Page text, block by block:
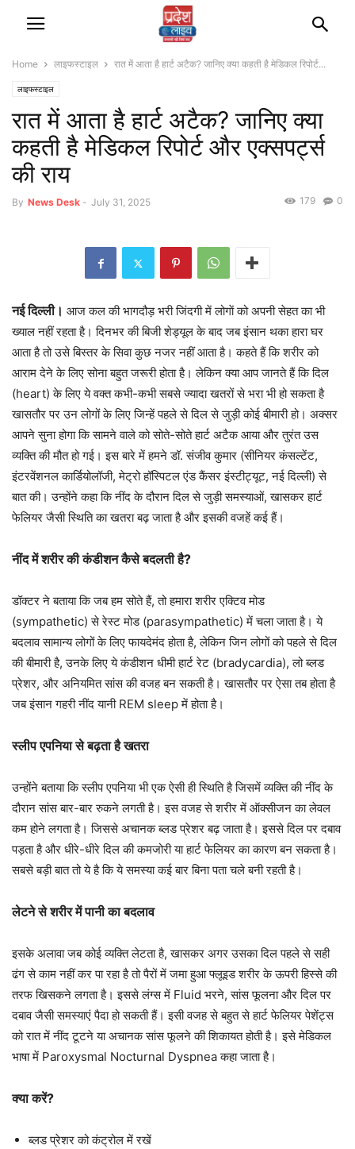
Home लाइफस्टाइल रात में आता है हार्ट अटैक? जानिए क्या कहती है मेडिकल रिपोर्ट...
लाइफस्टाइल
रात में आता है हार्ट अटैक? जानिए क्या
कहती है मेडिकल रिपोर्ट और एक्सपर्ट्स
की राय
By News Desk - July 31, 2025 0
179
नई दिल्ली। आज कल की भागदौड़ भरी जिंदगी में लोगाें को अपनी सेहत का भी
ख्याल नहीं रहता है। दिनभर की बिजी शेड्यूल के बाद जब इंसान थका हारा घर
आता है तो उसे बिस्तर के सिवा कुछ नजर नहीं आता है। कहते हैं कि शरीर को
आराम देने के लिए सोना बहुत जरूरी होता है। लेकिन क्या आप जानते हैं कि दिल
(heart) के लिए ये वक्त कभी-कभी सबसे ज्यादा खतरों से भरा भी हो सकता है
खासतौर पर उन लोगों के लिए जिन्हें पहले से दिल से जुड़ी कोई बीमारी हो। अक्सर
आपने सुना होगा कि सामने वाले को सोते-सोते हार्ट अटैक आया और तुरंत उस
व्यक्ति की मौत हो गई। इस बारे में हमने डॉ. संजीव कुमार (सीनियर कंसल्टेंट,
इंटरवेंशनल कार्डियोलॉजी, मेट्रो हॉस्पिटल एंड कैंसर इंस्टीट्यूट, नई दिल्ली) से
बात की। उन्होंने कहा कि नींद के दौरान दिल से जुड़ी समस्याओं, खासकर हार्ट
फेलियर जैसी स्थिति का खतरा बढ़ जाता है और इसकी वजहें कई हैं।
नींद में शरीर की कंडीशन कैसे बदलती है?
डॉक्टर ने बताया कि जब हम सोते हैं, तो हमारा शरीर एक्टिव मोड
(sympathetic) से रेस्ट मोड (parasympathetic) में चला जाता है। ये
बदलाव सामान्य लोगों के लिए फायदेमंद होता है, लेकिन जिन लोगों को पहले से दिल
की बीमारी है, उनके लिए ये कंडीशन धीमी हार्ट रेट (bradycardia), लो ब्लड
प्रेशर, और अनियमित सांस की वजह बन सकती है। खासतौर पर ऐसा तब होता है
जब इंसान गहरी नींद यानी REM sleep में होता है।
स्लीप एपनिया से बढ़ता है खतरा
उन्होंने बताया कि स्लीप एपनिया भी एक ऐसी ही स्थिति है जिसमें व्यक्ति की नींद के
दौरान सांस बार-बार रुकने लगती है। इस वजह से शरीर में ऑक्सीजन का लेवल
कम होने लगता है। जिससे अचानक ब्लड प्रेशर बढ़ जाता है। इससे दिल पर दबाव
पड़ता है और धीरे-धीरे दिल की कमजोरी या हार्ट फेलि‍यर का कारण बन सकता है।
सबसे बड़ी बात तो ये है कि ये समस्या कई बार बिना पता चले बनी रहती है।
लेटने से शरीर में पानी का बदलाव
इसके अलावा जब कोई व्यक्ति लेटता है, खासकर अगर उसका दिल पहले से सही
ढंग से काम नहीं कर पा रहा है तो पैरों में जमा हुआ फ्लूइड शरीर के ऊपरी हिस्से की
तरफ खिसकने लगता है। इससे लंग्स में Fluid भरने, सांस फूलना और दिल पर
दबाव जैसी समस्याएं पैदा हो सकती हैं। इसी वजह से बहुत से हार्ट फेलियर पेशेंट्स
को रात में नींद टूटने या अचानक सांस फूलने की शिकायत होती है। इसे मेडिकल
भाषा में Paroxysmal Nocturnal Dyspnea कहा जाता है।
क्या करें?
ब्लड प्रेशर को कंट्रोल में रखें